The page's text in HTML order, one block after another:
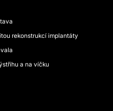
rekonstrukcí implantáty
a na víčku